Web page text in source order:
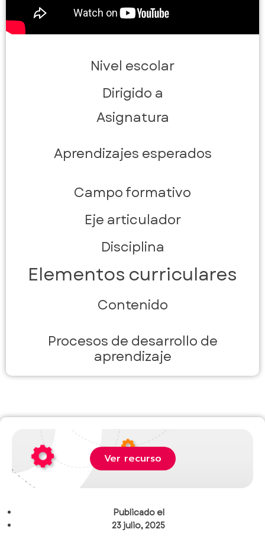
Nivel escolar
Dirigido a
Asignatura
Aprendizajes esperados
Campo formativo
Eje articulador
Disciplina
Elementos curriculares
Contenido
Procesos de desarrollo de
aprendizaje
Ver recurso
Publicado el
23 julio, 2025